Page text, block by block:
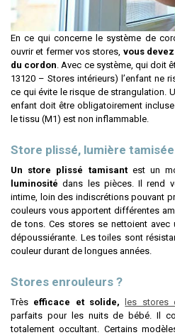
En ce qui concerne le système de
ouvrir et fermer vos stores, vous
du cordon. Avec ce système, qui doit
13120 – Stores intérieurs) l’enfant ne
ce qui évite le risque de strangulation.
enfant doit être obligatoirement
le tissu (M1) est non inflammable.
Store plissé, lumière
Un store plissé tamisantest un
luminosité dans les pièces. Il rend
intime, loin des indiscrétions pouvant
couleurs vous apportent différentes
de tons. Ces stores se nettoient
dépoussiérante. Les toiles sont
couleur durant de longues années.
Stores enrouleurs ?
Très efficace et solide, les stores
parfaits pour les nuits de bébé. Il
totalement occultant. Certains